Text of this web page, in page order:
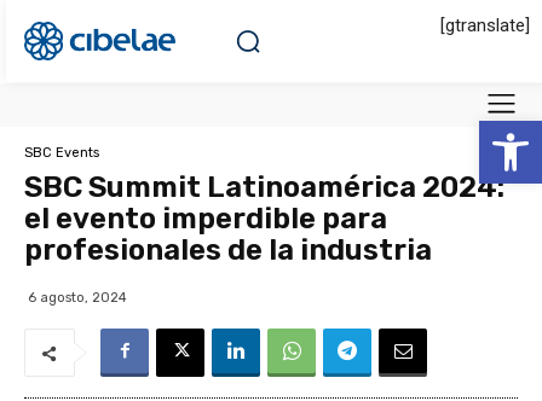
Abrir
[gtranslate]
SBC Events
SBC Summit Latinoamérica 2024:
el evento imperdible para
profesionales de la industria
6 agosto, 2024